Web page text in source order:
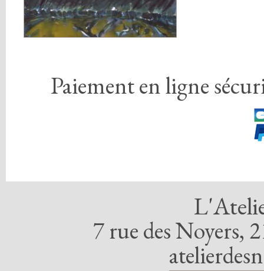
Paiement en ligne
7 rue des Noyers,